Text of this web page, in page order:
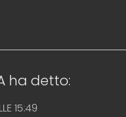
ha detto:
15:49